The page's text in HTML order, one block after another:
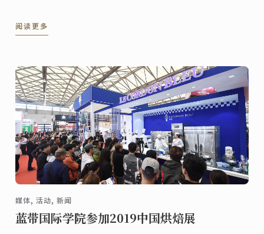
阅读更多
媒体, 活动, 新闻
蓝带国际学院参加2019中国烘焙展